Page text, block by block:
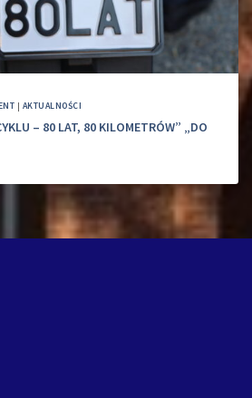
| AKTUALNOŚCI
– 80 LAT, 80 KILOMETRÓW” „DO